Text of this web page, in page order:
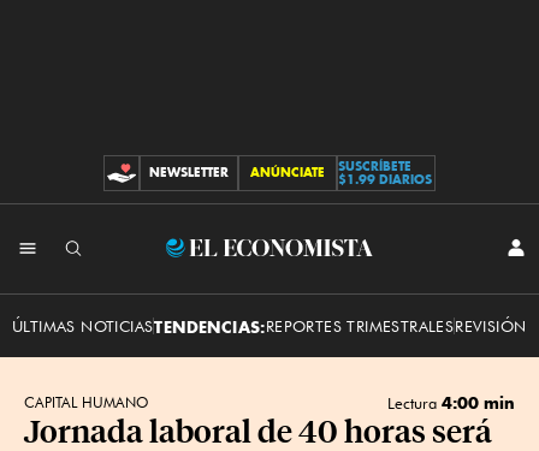
CONTRIBUCIONES
NEWSLETTER ANÚNCIATE
SUSCRÍBETE
$1.99 DIARIOS
El
ÚLTIMAS NOTICIASTENDENCIAS:REPORTES TRIMESTRALESREVISIÓN
CAPITAL HUMANO Lectura 4:00 min
Jornada laboral de 40 horas será